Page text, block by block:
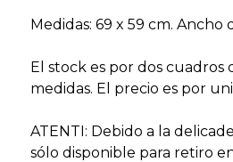
Medidas: 69 x 59 cm. Ancho
El stock es por dos cuadros
medidas. El precio es por
ATENTI: Debido a la
sólo disponible para retiro